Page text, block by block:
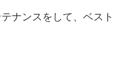
ナンスをして、ベスト